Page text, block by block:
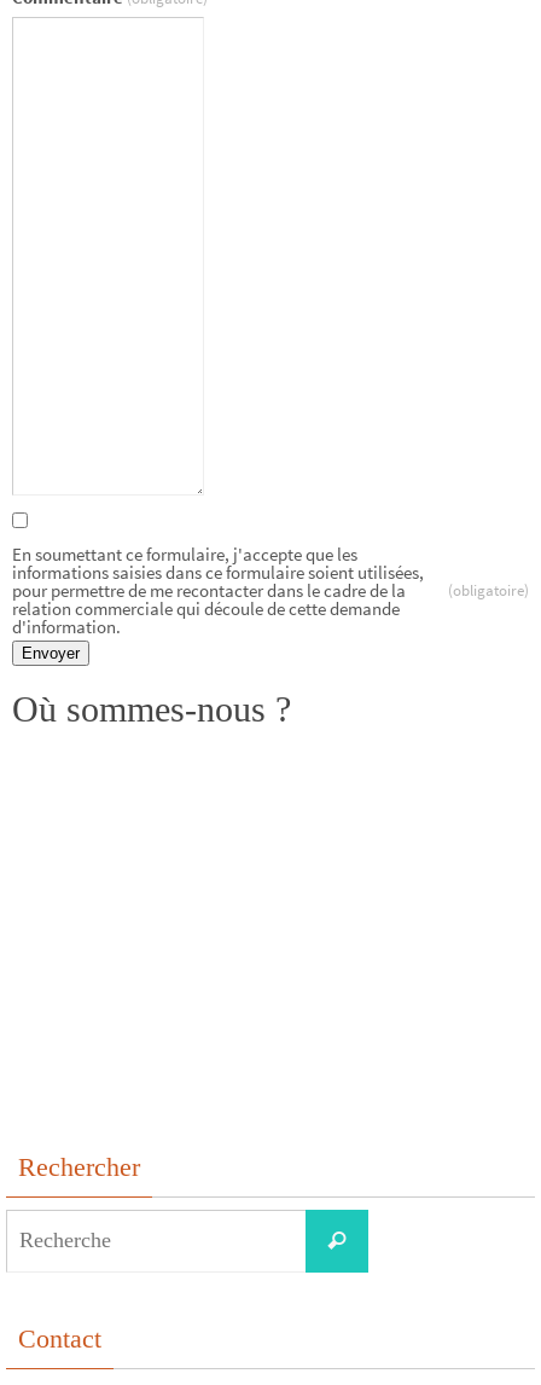
En soumettant ce formulaire, j'accepte que les
informations saisies dans ce formulaire soient utilisées,
pour permettre de me recontacter dans le cadre de la
relation commerciale qui découle de cette demande
d'information.
(obligatoire)
Envoyer
Où sommes-nous ?
Rechercher
Recherche
Contact